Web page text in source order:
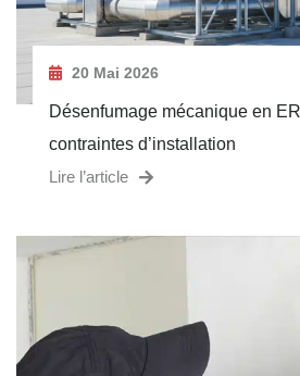
20 Mai 2026
Désenfumage mécanique en
contraintes d’installation
Lire l’article